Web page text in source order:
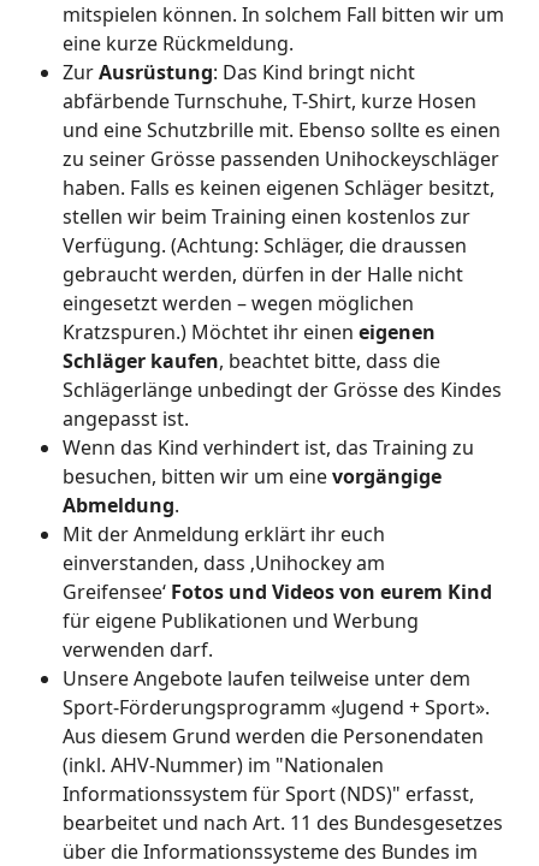
mitspielen können. In solchem Fall bitten wir um
eine kurze Rückmeldung.
ZurAusrüstung: Das Kind bringt nicht
abfärbende Turnschuhe, T-Shirt, kurze Hosen
und eine Schutzbrille mit. Ebenso sollte es einen
zu seiner Grösse passenden Unihockeyschläger
haben. Falls es keinen eigenen Schläger besitzt,
stellen wir beim Training einen kostenlos zur
Verfügung. (Achtung: Schläger, die draussen
gebraucht werden, dürfen in der Halle nicht
eingesetzt werden – wegen möglichen
Kratzspuren.) Möchtet ihr einen eigenen
Schläger kaufen, beachtet bitte, dass die
Schlägerlänge unbedingt der Grösse des Kindes
angepasst ist.
Wenn das Kind verhindert ist, das Training zu
besuchen, bitten wir um einevorgängige
Abmeldung.
Mit der Anmeldung erklärt ihr euch
einverstanden, dass ‚Unihockey am
Greifensee‘ Fotos und Videos von eurem Kind
für eigene Publikationen und Werbung
verwenden darf.
Unsere Angebote laufen teilweise unter dem
Sport-Förderungsprogramm «Jugend + Sport».
Aus diesem Grund werden die Personendaten
(inkl. AHV-Nummer) im "Nationalen
Informationssystem für Sport (NDS)" erfasst,
bearbeitet und nach Art. 11 des Bundesgesetzes
über die Informationssysteme des Bundes im